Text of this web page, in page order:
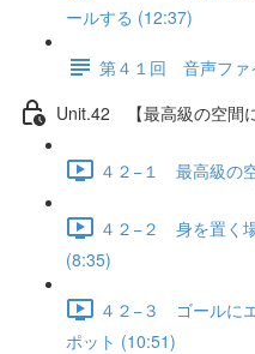
ールする (12:37)
第４１回 音声ファ
Unit.42 【最高級の空間
４２−１ 最高級の
４２−２ 身を置く
(8:35)
４２−３ ゴールに
ポット (10:51)